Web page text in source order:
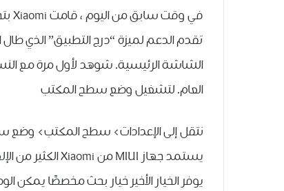
تقدم الدعم لميزة “درج التطبيق” الذي
العام. لتشغيل وضع سطح المكتب
نتقل إلى الإعدادات> سطح المكتب>
يوفر الخيار الأخير خيار بحث مخصصًا